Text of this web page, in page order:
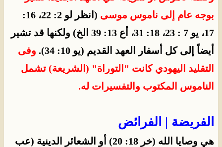
بوجه عام إلى ناموس موسى
(انظر لو 2: 22، 16:
17، يو 7 : 23، 18: 31، أع 13: 39 الخ) ولكنها قد تشير
أيضاً إلى كل أسفار العهد القديم (يو 10: 34).
وفى
التقليد اليهودي كانت "التوراة" (الشريعة) تشمل
الناموس المكتوب والتفسيرات له.
الفريضة | الفرائض
هي وصايا الله (خر 18: 20) أو الشعائر الدينية (عب